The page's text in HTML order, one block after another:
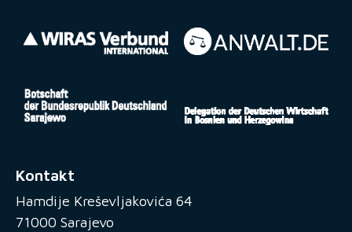
Kontakt
Hamdije Kreševljakovića 64
71000 Sarajevo